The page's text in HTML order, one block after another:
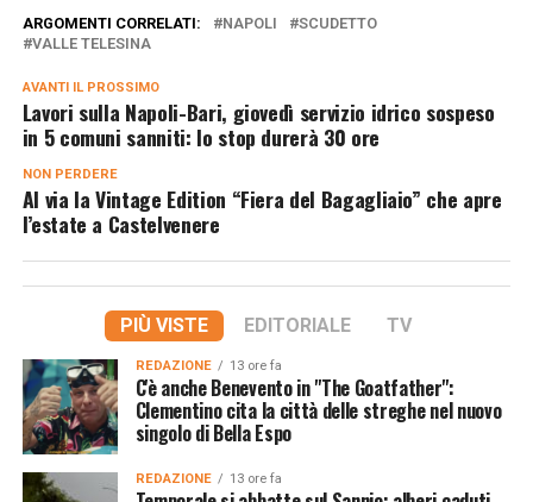
ARGOMENTI CORRELATI: NAPOLI
SCUDETTO
VALLE TELESINA
AVANTI IL ​​PROSSIMO
Lavori sulla Napoli-Bari, giovedì servizio idrico sospeso
in 5 comuni sanniti: lo stop durerà 30 ore
NON PERDERE
Al via la Vintage Edition “Fiera del Bagagliaio” che apre
l’estate a Castelvenere
PIÙ VISTE EDITORIALE TV
REDAZIONE 13 ore fa
C'è anche Benevento in "The Goatfather":
Clementino cita la città delle streghe nel nuovo
singolo di Bella Espo
REDAZIONE 13 ore fa